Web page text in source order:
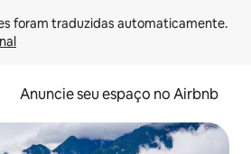
Anuncie seu espaço no Airbnb